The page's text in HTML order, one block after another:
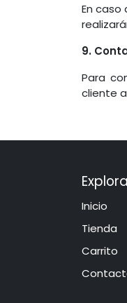
En
9.
Para
cliente
Inicio
​​​Tie​n​d​a
Carrito